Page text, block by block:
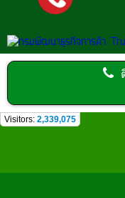
Visitors: 2,339,075